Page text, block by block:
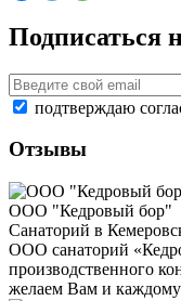
Подписаться
подтверждаю
Отзывы
ООО "Кедровый бор"
Санаторий в
ООО санаторий
производственного
желаем Вам и каждому